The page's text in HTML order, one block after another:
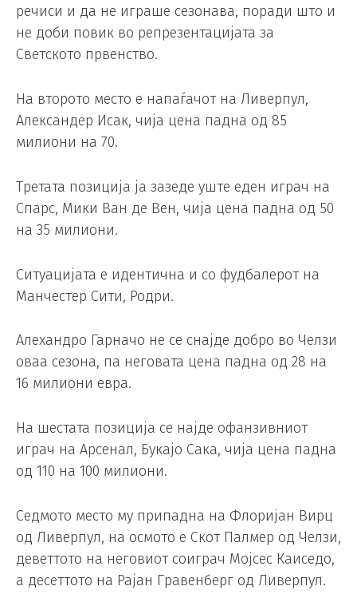
речиси и да не играше сезонава, поради што и
не доби повик во репрезентацијата за
Светското првенство.
На второто место е напаѓачот на Ливерпул,
Александер Исак, чија цена падна од 85
милиони на 70.
Третата позиција ја зазеде уште еден играч на
Спарс, Мики Ван де Вен, чија цена падна од 50
на 35 милиони.
Ситуацијата е идентична и со фудбалерот на
Манчестер Сити, Родри.
Алехандро Гарначо не се снајде добро во Челзи
оваа сезона, па неговата цена падна од 28 на
16 милиони евра.
На шестата позиција се најде офанзивниот
играч на Арсенал, Букајо Сака, чија цена падна
од 110 на 100 милиони.
Седмото место му припадна на Флоријан Вирц
од Ливерпул, на осмото е Скот Палмер од Челзи,
деветтото на неговиот соиграч Мојсес Каиседо,
а десеттото на Рајан Гравенберг од Ливерпул.